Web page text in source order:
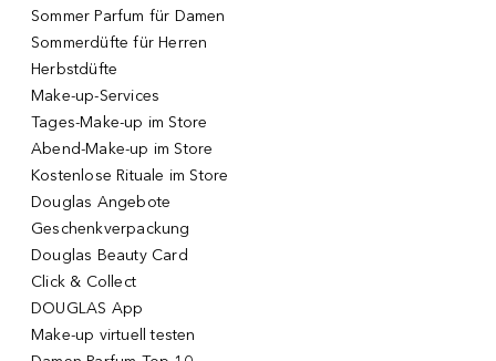
Sommer Parfum für Damen
Sommerdüfte für Herren
Herbstdüfte
Make-up-Services
Tages-Make-up im Store
Abend-Make-up im Store
Kostenlose Rituale im Store
Douglas Angebote
Geschenkverpackung
Douglas Beauty Card
Click & Collect
DOUGLAS App
Make-up virtuell testen